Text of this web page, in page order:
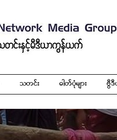
သတင်း ဓါတ်ပုံများ ဗွီ